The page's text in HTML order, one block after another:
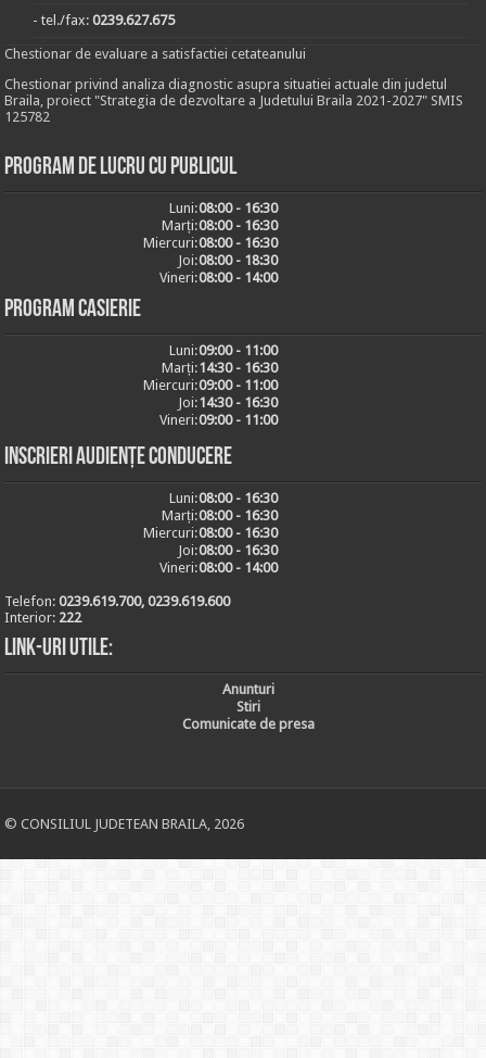
- tel./fax:0239.627.675
Chestionar de evaluare a satisfactiei cetateanului
Chestionar privind analiza diagnostic asupra situatiei actuale din judetul
Braila, proiect "Strategia de dezvoltare a Judetului Braila 2021-2027" SMIS
125782
Program de lucru cu publicul
Luni:08:00 - 16:30
Marți:08:00 - 16:30
Miercuri:08:00 - 16:30
Joi:08:00 - 18:30
Vineri:08:00 - 14:00
Program casierie
Luni:09:00 - 11:00
Marți:14:30 - 16:30
Miercuri:09:00 - 11:00
Joi:14:30 - 16:30
Vineri:09:00 - 11:00
Inscrieri audiențe conducere
Luni:08:00 - 16:30
Marți:08:00 - 16:30
Miercuri:08:00 - 16:30
Joi:08:00 - 16:30
Vineri:08:00 - 14:00
Telefon:0239.619.700, 0239.619.600
Interior: 222
Link-uri utile:
Anunturi
Stiri
Comunicate de presa
© CONSILIUL JUDETEAN BRAILA, 2026